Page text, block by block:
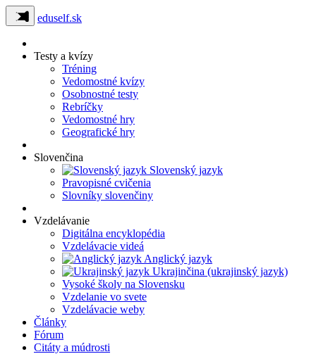
eduself.sk
Testy a kvízy
Tréning
Vedomostné kvízy
Osobnostné testy
Rebríčky
Vedomostné hry
Geografické hry
Slovenčina
Slovenský jazyk
Pravopisné cvičenia
Slovníky slovenčiny
Vzdelávanie
Digitálna encyklopédia
Vzdelávacie videá
Anglický jazyk
Ukrajinčina (ukrajinský jazyk)
Vysoké školy na Slovensku
Vzdelanie vo svete
Vzdelávacie weby
Články
Fórum
Citáty a múdrosti